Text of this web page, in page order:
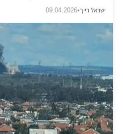
ישראל רייך•
09.04.2026